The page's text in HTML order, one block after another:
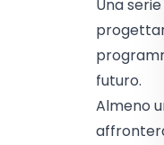
Una
futuro.
Almeno